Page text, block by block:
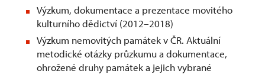
Výzkum, dokumentace a prezentace movitého
kulturního dědictví (2012–2018)
Výzkum nemovitých památek v ČR. Aktuální
metodické otázky průzkumu a dokumentace,
ohrožené druhy památek a jejich vybrané